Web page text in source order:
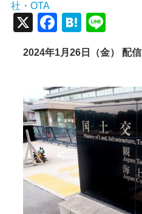
社・OTA
X Facebook
Hatena
2024年1月26日（金） 配信